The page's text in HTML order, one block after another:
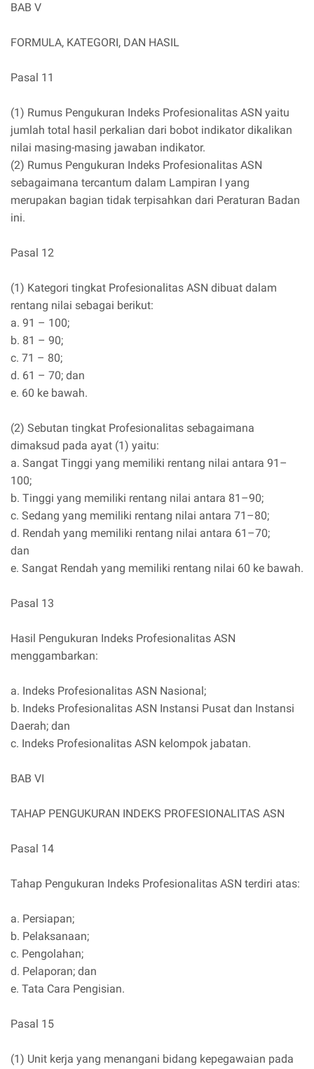
BAB V
FORMULA, KATEGORI, DAN HASIL
Pasal 11
(1) Rumus Pengukuran Indeks Profesionalitas ASN yaitu
jumlah total hasil perkalian dari bobot indikator dikalikan
nilai masing-masing jawaban indikator.
(2) Rumus Pengukuran Indeks Profesionalitas ASN
sebagaimana tercantum dalam Lampiran I yang
merupakan bagian tidak terpisahkan dari Peraturan Badan
ini.
Pasal 12
(1) Kategori tingkat Profesionalitas ASN dibuat dalam
rentang nilai sebagai berikut:
a. 91 – 100;
b. 81 – 90;
c. 71 – 80;
d. 61 – 70; dan
e. 60 ke bawah.
(2) Sebutan tingkat Profesionalitas sebagaimana
dimaksud pada ayat (1) yaitu:
a. Sangat Tinggi yang memiliki rentang nilai antara 91–
100;
b. Tinggi yang memiliki rentang nilai antara 81–90;
c. Sedang yang memiliki rentang nilai antara 71–80;
d. Rendah yang memiliki rentang nilai antara 61–70;
dan
e. Sangat Rendah yang memiliki rentang nilai 60 ke bawah.
Pasal 13
Hasil Pengukuran Indeks Profesionalitas ASN
menggambarkan:
a. Indeks Profesionalitas ASN Nasional;
b. Indeks Profesionalitas ASN Instansi Pusat dan Instansi
Daerah; dan
c. Indeks Profesionalitas ASN kelompok jabatan.
BAB VI
TAHAP PENGUKURAN INDEKS PROFESIONALITAS ASN
Pasal 14
Tahap Pengukuran Indeks Profesionalitas ASN terdiri atas:
a. Persiapan;
b. Pelaksanaan;
c. Pengolahan;
d. Pelaporan; dan
e. Tata Cara Pengisian.
Pasal 15
(1) Unit kerja yang menangani bidang kepegawaian pada